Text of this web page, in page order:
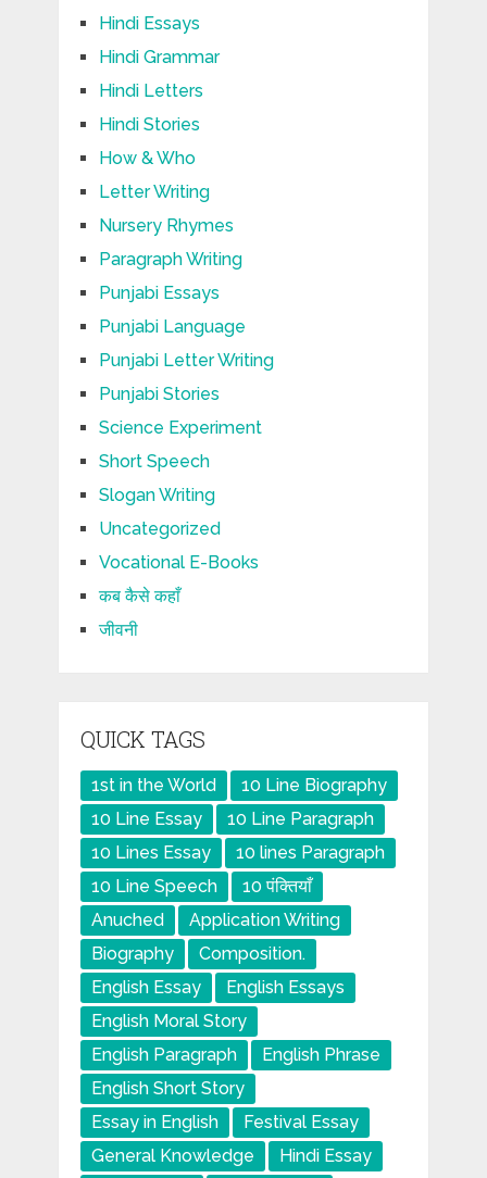
Hindi Essays
Hindi Grammar
Hindi Letters
Hindi Stories
How & Who
Letter Writing
Nursery Rhymes
Paragraph Writing
Punjabi Essays
Punjabi Language
Punjabi Letter Writing
Punjabi Stories
Science Experiment
Short Speech
Slogan Writing
Uncategorized
Vocational E-Books
कब कैसे कहाँ
जीवनी
QUICK TAGS
1st in the World
10 Line Biography
10 Line Essay
10 Line Paragraph
10 Lines Essay
10 lines Paragraph
10 Line Speech
10 पंक्तियाँ
Anuched
Application Writing
Biography
Composition.
English Essay
English Essays
English Moral Story
English Paragraph
English Phrase
English Short Story
Essay in English
Festival Essay
General Knowledge
Hindi Essay